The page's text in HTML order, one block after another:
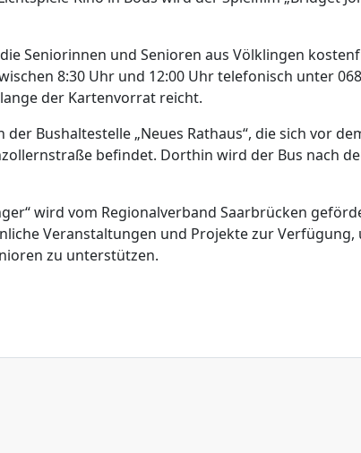
Seniorinnen und Senioren aus Völklingen
8:30 Uhr und 12:00 Uhr telefonisch unter
der Kartenvorrat reicht.
Bushaltestelle „Neues Rathaus“, die sich vor
befindet. Dorthin wird der Bus nach
wird vom Regionalverband Saarbrücken
Veranstaltungen und Projekte zur Verfügung,
zu unterstützen.